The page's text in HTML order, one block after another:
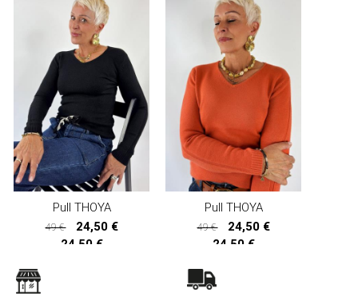
Pull THOYA
49 €
24,50 €
24,50 €
Pull THOYA
49 €
24,50 €
24,50 €